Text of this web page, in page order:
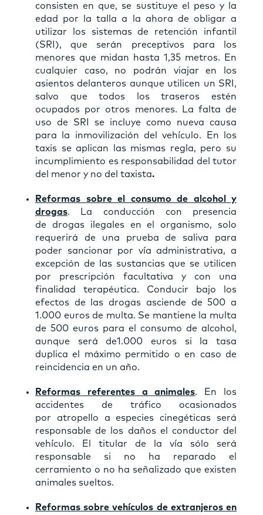
consisten en que, se sustituye el peso y la
edad por la talla a la ahora de obligar a
utilizar los sistemas de retención infantil
(SRI), que serán preceptivos para los
menores que midan hasta 1,35 metros. En
cualquier caso, no podrán viajar en los
asientos delanteros aunque utilicen un SRI,
salvo que todos los traseros estén
ocupados por otros menores. La falta de
uso de SRI se incluye como nueva causa
para la inmovilización del vehículo. En los
taxis se aplican las mismas regla, pero su
incumplimiento es responsabilidad del tutor
del menor y no del taxista.
Reformas sobre el consumo de alcohol y
drogas. La conducción con presencia
de drogas ilegales en el organismo, solo
requerirá de una prueba de saliva para
poder sancionar por vía administrativa, a
excepción de las sustancias que se utilicen
por prescripción facultativa y con una
finalidad terapéutica. Conducir bajo los
efectos de las drogas asciende de 500 a
1.000 euros de multa. Se mantiene la multa
de 500 euros para el consumo de alcohol,
aunque será de1.000 euros si la tasa
duplica el máximo permitido o en caso de
reincidencia en un año.
Reformas referentes a animales. En los
accidentes de tráfico ocasionados
por atropello a especies cinegéticas será
responsable de los daños el conductor del
vehículo.
El titular de la vía sólo será
responsable si no ha reparado el
cerramiento o no ha señalizado que existen
animales sueltos.
Reformas sobre vehículos de extranjeros en